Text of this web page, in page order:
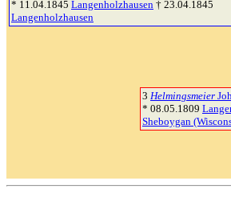
* 11.04.1845 Langenholzhausen † 23.04.1845
Langenholzhausen
3 Helmingsmeier
* 08.05.1809
Sheboygan